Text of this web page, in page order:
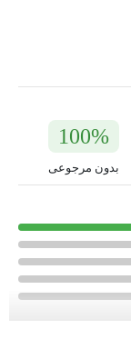
100%
بدون مرجوعی